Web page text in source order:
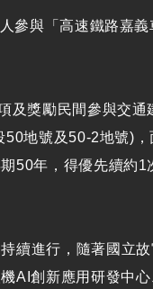
參與「高速鐵路嘉
及獎勵民間參與交
地號及50-2地號)
50年，得優先續約
續進行，隨著國立
AI創新應用研發中